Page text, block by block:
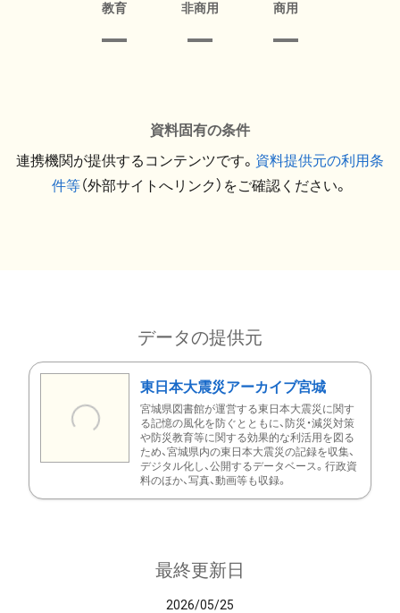
教育 非商用 商用
資料固有の条件
連携機関が提供するコンテンツです。 資料提供元の利用条
件等（外部サイトへリンク）をご確認ください。
データの提供元
東日本大震災アーカイブ宮城
宮城県図書館が運営する東日本大震災に関す
る記憶の風化を防ぐとともに、防災・減災対策
や防災教育等に関する効果的な利活用を図る
ため、宮城県内の東日本大震災の記録を収集、
デジタル化し、公開するデータベース。行政資
料のほか、写真、動画等も収録。
最終更新日
2026/05/25